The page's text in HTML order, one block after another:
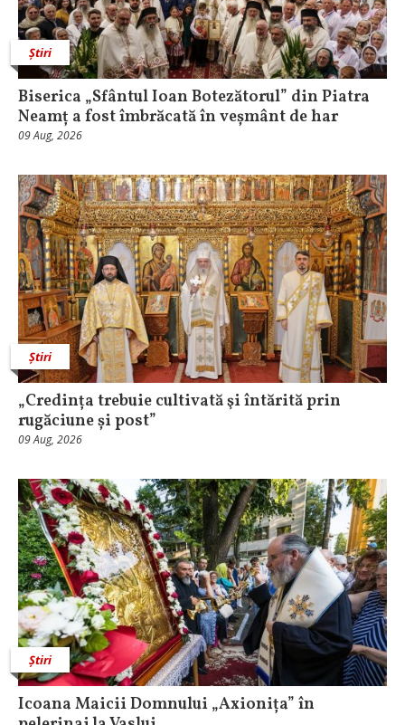
Știri
Biserica „Sfântul Ioan Botezătorul” din Piatra
Neamț a fost îmbrăcată în veșmânt de har
09 Aug, 2026
Știri
„Credința trebuie cultivată şi întărită prin
rugăciune și post”
09 Aug, 2026
Știri
Icoana Maicii Domnului „Axionița” în